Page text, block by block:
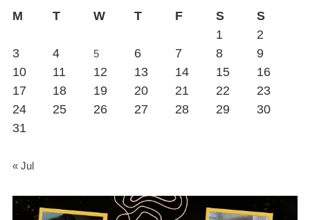
M
T W T F S
S
1
2
3
4 5 6 7 8
9
10
11 12 13 14 15
16
17
18 19 20 21 22
23
24
25 26 27 28 29
30
31
« Jul